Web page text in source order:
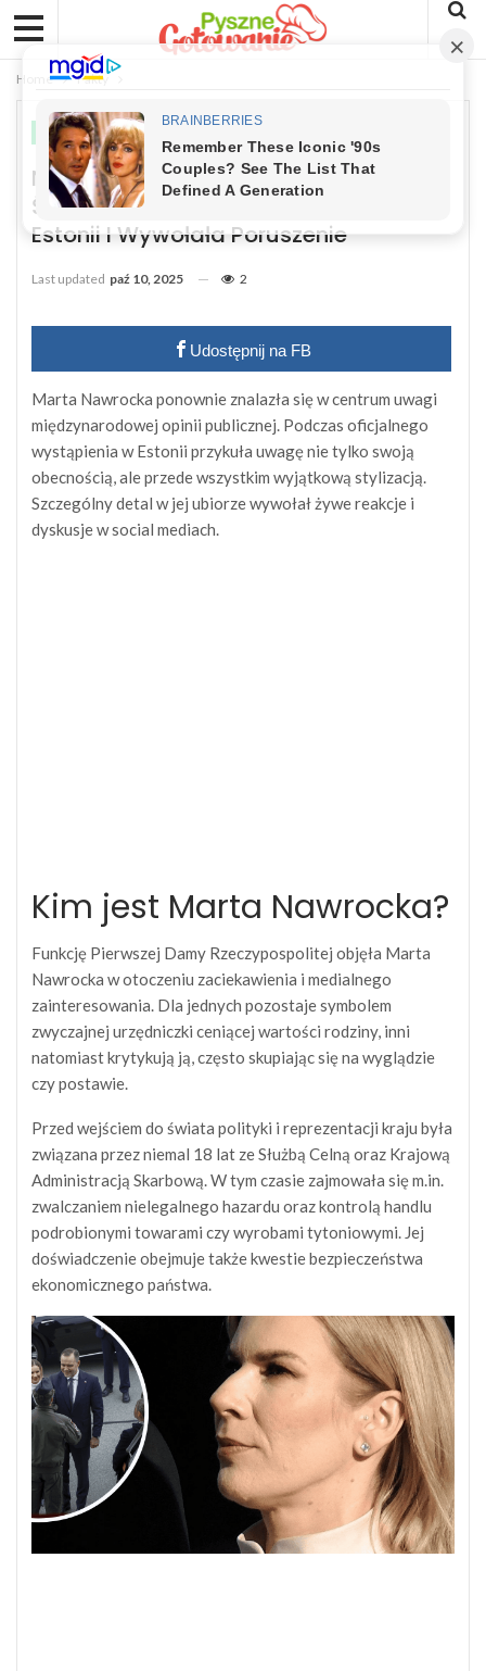
Home Fakty
FAKTY
Nawrocka Na Językach Całego
Świata. Tak Ubrana Pokazała Się W
Estonii I Wywołała Poruszenie
Last updated paź 10, 2025 2
Udostępnij na FB
Marta Nawrocka ponownie znalazła się w centrum uwagi
międzynarodowej opinii publicznej. Podczas oficjalnego
wystąpienia w Estonii przykuła uwagę nie tylko swoją
obecnością, ale przede wszystkim wyjątkową stylizacją.
Szczególny detal w jej ubiorze wywołał żywe reakcje i
dyskusje w social mediach.
Kim jest Marta Nawrocka?
Funkcję Pierwszej Damy Rzeczypospolitej objęła Marta
Nawrocka w otoczeniu zaciekawienia i medialnego
zainteresowania. Dla jednych pozostaje symbolem
zwyczajnej urzędniczki ceniącej wartości rodziny, inni
natomiast krytykują ją, często skupiając się na wyglądzie
czy postawie.
Przed wejściem do świata polityki i reprezentacji kraju była
związana przez niemal 18 lat ze Służbą Celną oraz Krajową
Administracją Skarbową. W tym czasie zajmowała się m.in.
zwalczaniem nielegalnego hazardu oraz kontrolą handlu
podrobionymi towarami czy wyrobami tytoniowymi. Jej
doświadczenie obejmuje także kwestie bezpieczeństwa
ekonomicznego państwa.